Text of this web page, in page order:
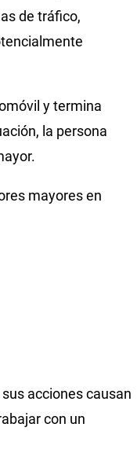
de tráfico,
y termina
la persona
mayores en
acciones causan
con un